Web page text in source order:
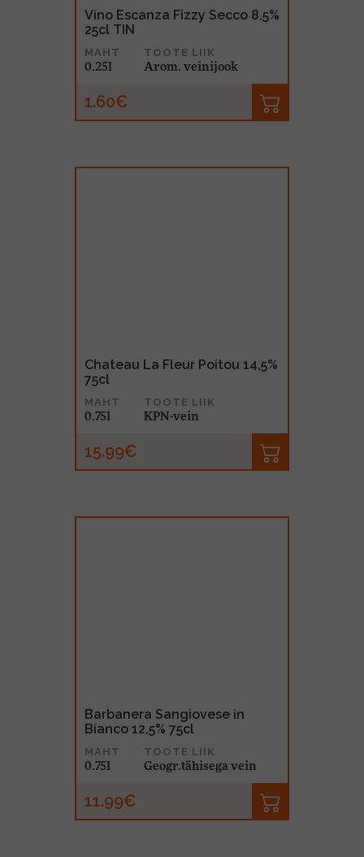
Vino Escanza Fizzy Secco 8,5%
25cl TIN
MAHT
0.25l
TOOTE LIIK
Arom. veinijook
1.60€
Chateau La Fleur Poitou 14,5%
75cl
MAHT
0.75l
TOOTE LIIK
KPN-vein
15.99€
Barbanera Sangiovese in
Bianco 12,5% 75cl
MAHT
0.75l
TOOTE LIIK
Geogr.tähisega vein
11.99€